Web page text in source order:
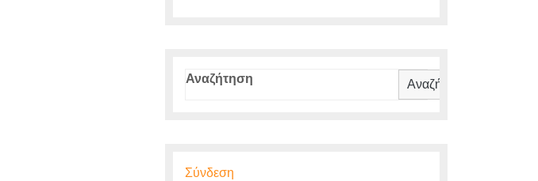
Αναζήτηση Αναζήτηση
Σύνδεση